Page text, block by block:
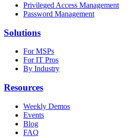
Privileged Access Management
Password Management
Solutions
For MSPs
For IT Pros
By Industry
Resources
Weekly Demos
Events
Blog
FAQ